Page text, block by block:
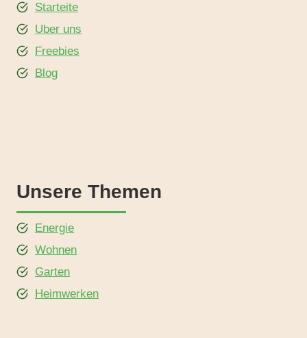
Starteite
Uber uns
Freebies
Blog
Unsere Themen
Energie
Wohnen
Garten
Heimwerken